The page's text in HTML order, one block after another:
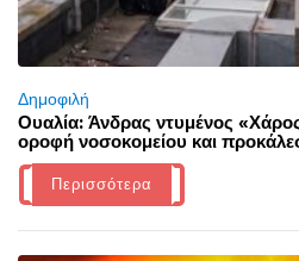
Δημοφιλή
Ουαλία: Άνδρας ντυμένος
οροφή νοσοκομείου και
Περισσότερα